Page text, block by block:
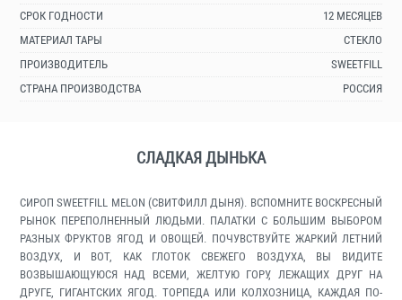
СРОК ГОДНОСТИ
12 МЕСЯЦЕВ
МАТЕРИАЛ ТАРЫ
СТЕКЛО
ПРОИЗВОДИТЕЛЬ
SWEETFILL
СТРАНА ПРОИЗВОДСТВА
РОССИЯ
СЛАДКАЯ ДЫНЬКА
СИРОП SWEETFILL MELON (СВИТФИЛЛ ДЫНЯ). ВСПОМНИТЕ ВОСКРЕСНЫЙ
РЫНОК ПЕРЕПОЛНЕННЫЙ ЛЮДЬМИ. ПАЛАТКИ С БОЛЬШИМ ВЫБОРОМ
РАЗНЫХ ФРУКТОВ ЯГОД И ОВОЩЕЙ. ПОЧУВСТВУЙТЕ ЖАРКИЙ ЛЕТНИЙ
ВОЗДУХ, И ВОТ, КАК ГЛОТОК СВЕЖЕГО ВОЗДУХА, ВЫ ВИДИТЕ
ВОЗВЫШАЮЩУЮСЯ НАД ВСЕМИ, ЖЕЛТУЮ ГОРУ, ЛЕЖАЩИХ ДРУГ НА
ДРУГЕ, ГИГАНТСКИХ ЯГОД. ТОРПЕДА ИЛИ КОЛХОЗНИЦА, КАЖДАЯ ПО-